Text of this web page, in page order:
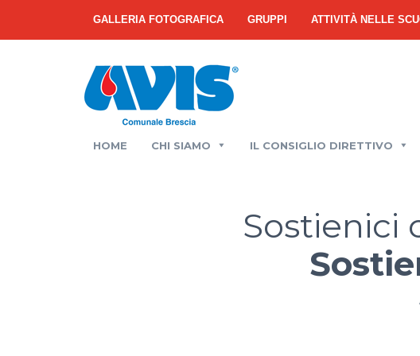
GALLERIA FOTOGRAFICA GRUPPI ATTIVITÀ NELLE
HOME CHI SIAMO IL CONSIGLIO DIRETTIVO
Sostienici